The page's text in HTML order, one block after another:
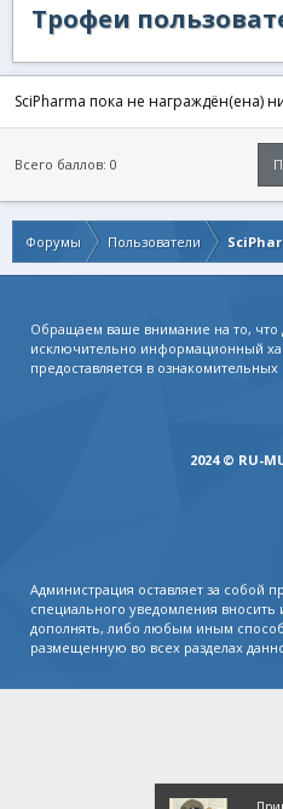
Трофеи
SciPharma пока не награждён(ена)
Всего баллов: 0
Форумы Пользователи
Обращаем ваше внимание на то, что
исключительно информационный
предоставляется в ознакомительных
2024 © RU-
Администрация оставляет за собой
специального уведомления вносить
дополнять, либо любым иным
размещенную во всех разделах